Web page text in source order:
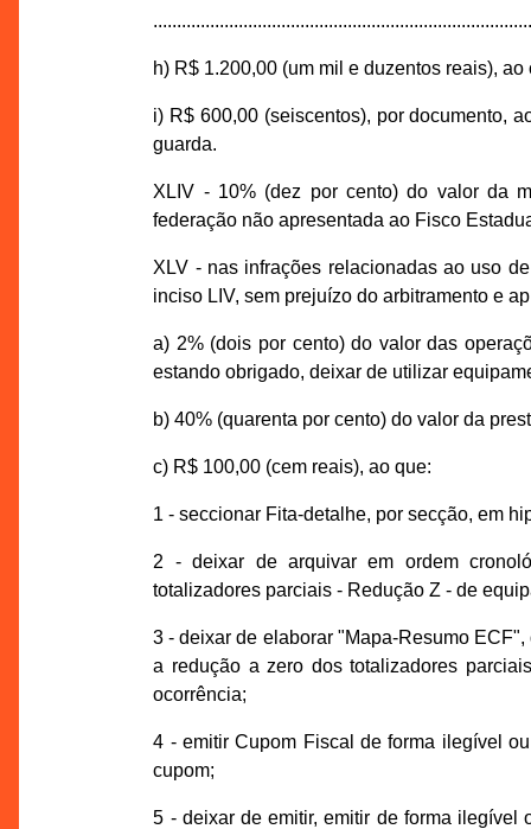
h) R$ 1.200,00 (um mil e duzentos reais),
i) R$ 600,00 (seiscentos), por documento,
guarda.
XLIV - 10% (dez por cento) do valor da
federação não apresentada ao Fisco
XLV - nas infrações relacionadas ao uso
inciso LIV, sem prejuízo do arbitramento e
a) 2% (dois por cento) do valor das
estando obrigado, deixar de utilizar
b) 40% (quarenta por cento) do valor da
c) R$ 100,00 (cem reais), ao que:
1 - seccionar Fita-detalhe, por secção, em
2 - deixar de arquivar em ordem
totalizadores parciais - Redução Z - de
3 - deixar de elaborar "Mapa-Resumo
a redução a zero dos totalizadores
ocorrência;
4 - emitir Cupom Fiscal de forma ilegível
cupom;
5 - deixar de emitir, emitir de forma ilegível